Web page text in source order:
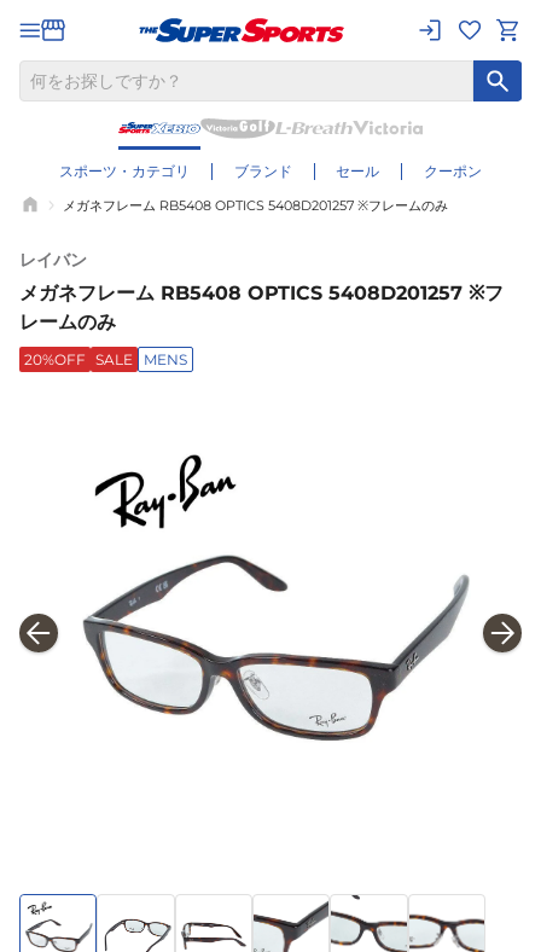
スポーツ・カテゴリ ブランド セール クーポン
メガネフレーム RB5408 OPTICS 5408D201257 ※フレームのみ
レイバン
メガネフレーム RB5408 OPTICS 5408D201257 ※フ
レームのみ
20%OFF SALE MENS